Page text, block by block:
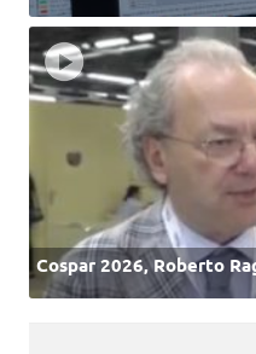
Cospar 2026, Roberto